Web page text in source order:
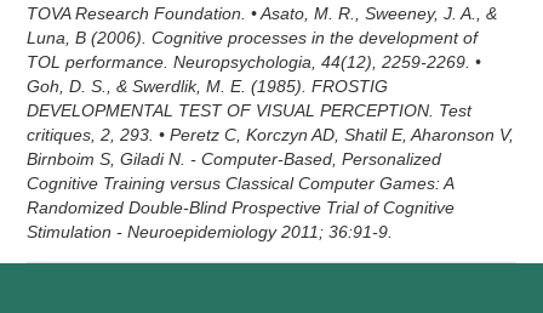
TOVA Research Foundation. • Asato, M. R., Sweeney, J. A., &
Luna, B (2006). Cognitive processes in the development of
TOL performance. Neuropsychologia, 44(12), 2259-2269. •
Goh, D. S., & Swerdlik, M. E. (1985). FROSTIG
DEVELOPMENTAL TEST OF VISUAL PERCEPTION. Test
critiques, 2, 293. • Peretz C, Korczyn AD, Shatil E, Aharonson V,
Birnboim S, Giladi N. - Computer-Based, Personalized
Cognitive Training versus Classical Computer Games: A
Randomized Double-Blind Prospective Trial of Cognitive
Stimulation - Neuroepidemiology 2011; 36:91-9.